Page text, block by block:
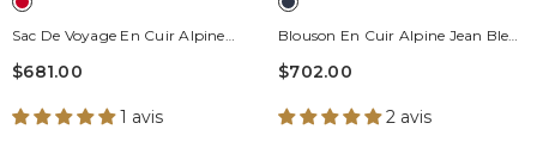
Sac De Voyage En Cuir Alpine
A310 72h Rouge Racing
$681.00
1 avis
Blouson En Cuir Alpine Jean Bleu
Marine Homme
$702.00
2 avis